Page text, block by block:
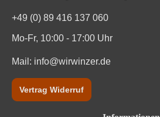
+49 (0) 89 416 137 060
Mo-Fr, 10:00 - 17:00 Uhr
Mail: info@wirwinzer.de
Vertrag Widerruf